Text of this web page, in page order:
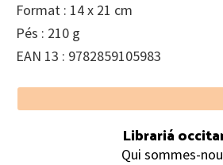
Format : 14 x 21 cm
Pés : 210 g
EAN 13 : 9782859105983
Footer
Librariá
Qui sommes-